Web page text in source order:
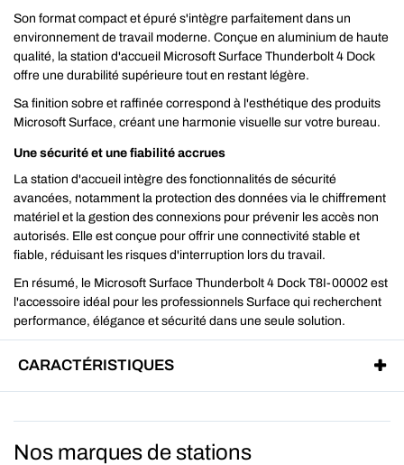
Son format compact et épuré s'intègre parfaitement dans un
environnement de travail moderne. Conçue en aluminium de haute
qualité, la station d'accueil Microsoft Surface Thunderbolt 4 Dock
offre une durabilité supérieure tout en restant légère.
Sa finition sobre et raffinée correspond à l'esthétique des produits
Microsoft Surface, créant une harmonie visuelle sur votre bureau.
Une sécurité et une fiabilité accrues
La station d'accueil intègre des fonctionnalités de sécurité
avancées, notamment la protection des données via le chiffrement
matériel et la gestion des connexions pour prévenir les accès non
autorisés. Elle est conçue pour offrir une connectivité stable et
fiable, réduisant les risques d'interruption lors du travail.
En résumé, le Microsoft Surface Thunderbolt 4 Dock T8I-00002 est
l'accessoire idéal pour les professionnels Surface qui recherchent
performance, élégance et sécurité dans une seule solution.
CARACTÉRISTIQUES
Nos marques de stations